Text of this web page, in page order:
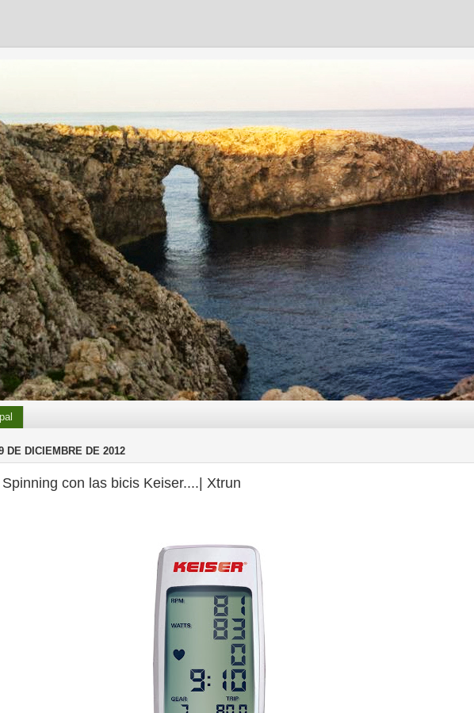
DE DICIEMBRE DE 2012
con las bicis Keiser....| Xtrun